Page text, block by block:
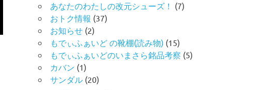
あなたのわたしの改元シューズ！ (7)
おトク情報 (37)
お知らせ (2)
もでぃふぁいど の靴棚(読み物) (15)
もでぃふぁいどのいまさら銘品考察 (5)
カバン (1)
サンダル (20)